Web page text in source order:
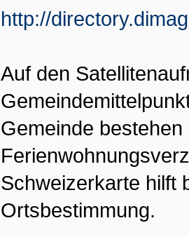
http://
Auf den
Gemeinde
Schweizerkarte hilft
Ortsbestimmung.